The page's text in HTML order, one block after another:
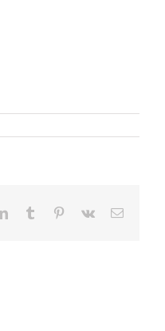
LinkedInTumblr Pinterest
Vk
Correo